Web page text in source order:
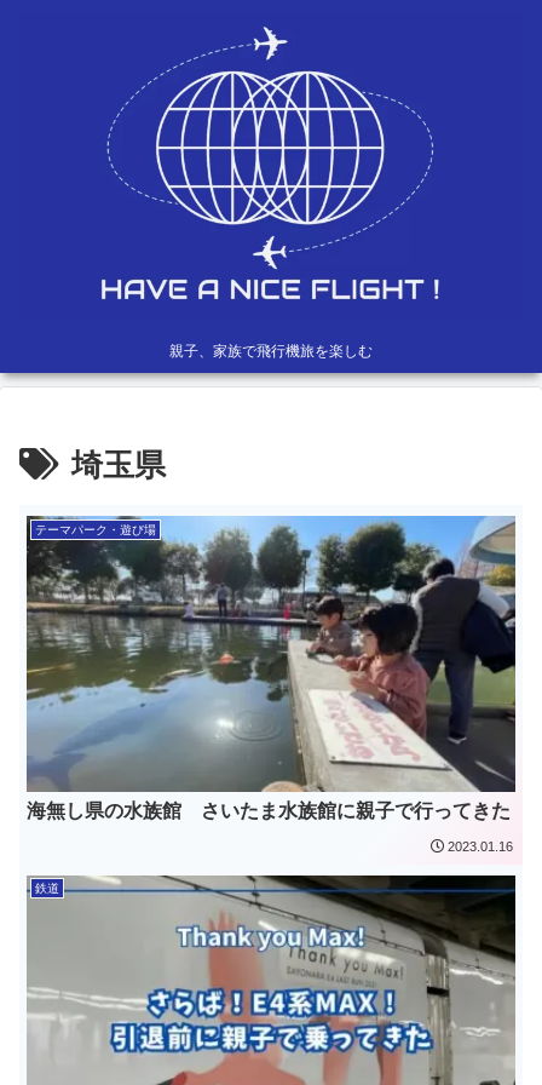
親子、家族で飛行機旅を楽しむ
埼玉県
テーマパーク・遊び場
海無し県の水族館 さいたま水族館に親子で行ってきた
2023.01.16
鉄道